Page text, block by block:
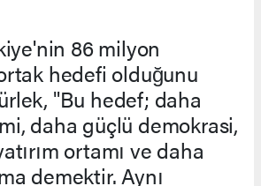
86 milyon
hedefi olduğunu
"Bu hedef; daha
daha güçlü demokrasi,
ortamı ve daha
demektir. Aynı